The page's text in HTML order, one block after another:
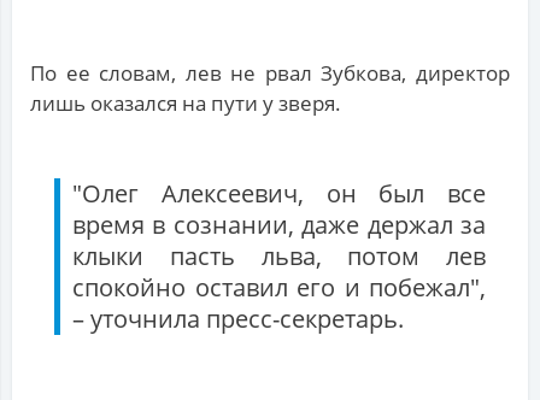
По ее словам, лев не рвал Зубкова, директор
лишь оказался на пути у зверя.
"Олег Алексеевич, он был все
время в сознании, даже держал за
клыки пасть льва, потом лев
спокойно оставил его и побежал",
– уточнила пресс-секретарь.